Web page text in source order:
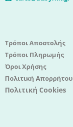
Τρόποι Αποστολής
Τρόποι Πληρωμής
Όροι Χρήσης
Πολιτική Απορρήτου
Πολιτική Cookies